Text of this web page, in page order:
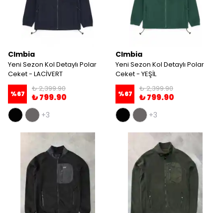
Clmbia
Yeni Sezon Kol Detaylı Polar
Ceket - LACİVERT
%67
₺ 2,399.90
₺ 799.90
+3
Clmbia
Yeni Sezon Kol Detaylı Polar
Ceket - YEŞİL
%67
₺ 2,399.90
₺ 799.90
+3